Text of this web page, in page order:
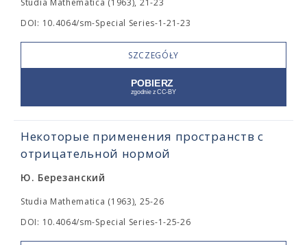
Studia Mathematica (1963), 21-23
DOI: 10.4064/sm-Special Series-1-21-23
SZCZEGÓŁY
Некоторые применения пространств с
отрицательной нормой
Ю. Березанский
Studia Mathematica (1963), 25-26
DOI: 10.4064/sm-Special Series-1-25-26